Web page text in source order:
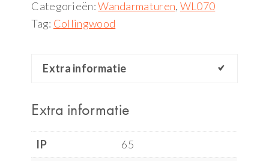
Categorieën:Wandarmaturen, WL070
Tag: Collingwood
Extra informatie
Extra informatie
IP
65